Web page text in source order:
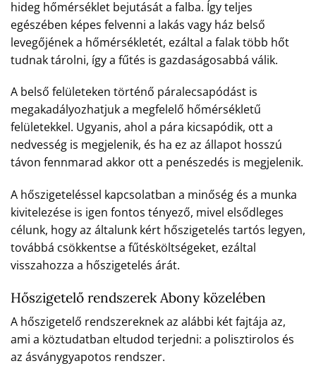
hideg hőmérséklet bejutását a falba. Így teljes
egészében képes felvenni a lakás vagy ház belső
levegőjének a hőmérsékletét, ezáltal a falak több hőt
tudnak tárolni, így a fűtés is gazdaságosabbá válik.
A belső felületeken történő páralecsapódást is
megakadályozhatjuk a megfelelő hőmérsékletű
felületekkel. Ugyanis, ahol a pára kicsapódik, ott a
nedvesség is megjelenik, és ha ez az állapot hosszú
távon fennmarad akkor ott a penészedés is megjelenik.
A hőszigeteléssel kapcsolatban a minőség és a munka
kivitelezése is igen fontos tényező, mivel elsődleges
célunk, hogy az általunk kért hőszigetelés tartós legyen,
továbbá csökkentse a fűtésköltségeket, ezáltal
visszahozza a hőszigetelés árát.
Hőszigetelő rendszerek Abony közelében
A hőszigetelő rendszereknek az alábbi két fajtája az,
ami a köztudatban eltudod terjedni: a polisztirolos és
az ásványgyapotos rendszer.